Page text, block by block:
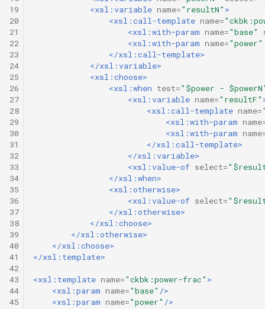
19
20
21
22
23
24
25
26
27
28
29
30
31
32
33
34
35
36
37
38
39
40
41
42
43
44
45
<xsl:variable name="resultN" >
<xsl:call-template name=
<xsl:with-param name="base"
<xsl:with-param name="power"
</xsl:call-template>
</xsl:variable>
<xsl:choose>
<xsl:when test="$power -
<xsl:variable name="resultF"
<xsl:call-template name=
<xsl:with-param
<xsl:with-param
</xsl:call-template>
</xsl:variable>
<xsl:value-of select=
</xsl:when>
<xsl:otherwise>
<xsl:value-of select=
</xsl:otherwise>
</xsl:choose>
</xsl:otherwise>
</xsl:choose>
</xsl:template>
<xsl:template name="ckbk:power-frac" >
<xsl:param name="base" />
<xsl:param name="power" />